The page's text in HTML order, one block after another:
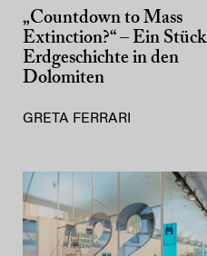
„Countdown to Mass
Extinction?“ – Ein Stück
Erdgeschichte in den
Dolomiten
GRETA FERRARI